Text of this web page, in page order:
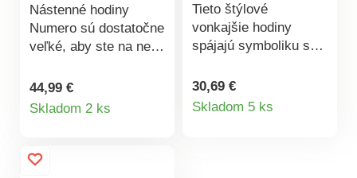
Nástenné hodiny
Numero sú dostatočne
veľké, aby ste na ne
Praktické veľké
číslice umožňujú
kov. Rozmery: 62 x 62
44,99 €
Skladom 2 ks
Tieto štýlové
vonkajšie hodiny
spájajú symboliku s
života“ symbolizuje
rast a spojenie s
30,69 €
Skladom 5 ks